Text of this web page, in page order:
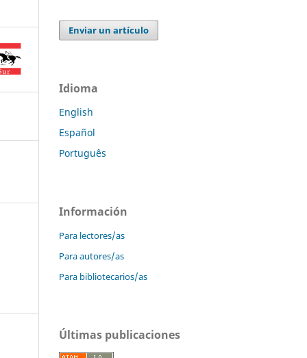
Enviar un artículo
Idioma
English
Español
Português
Información
Para lectores/as
Para autores/as
Para bibliotecarios/as
Últimas publicaciones